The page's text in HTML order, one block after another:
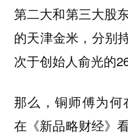
第二大和第三大股
的天津金米，分别
次于创始人俞光的
那么，铜师傅为何
在《新品略财经》